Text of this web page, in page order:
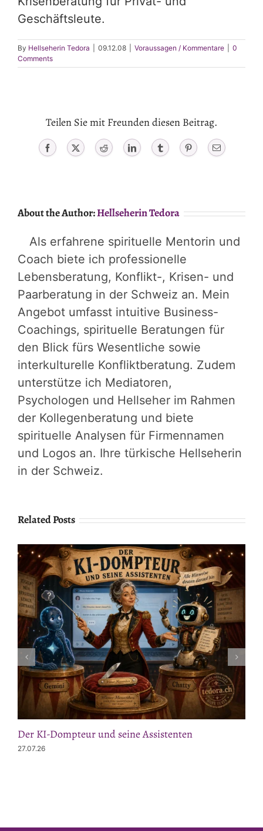
Geschäftsleute.
By Hellseherin Tedora 09.12.08 Voraussagen / Kommentare
0
Comments
Teilen Sie mit Freunden diesen Beitrag.
Facebook X Reddit LinkedIn Tumblr PinterestEmail
About the Author:Hellseherin Tedora
Als erfahrene spirituelle Mentorin und
Coach biete ich professionelle
Lebensberatung, Konflikt-, Krisen- und
Paarberatung in der Schweiz an. Mein
Angebot umfasst intuitive Business-
Coachings, spirituelle Beratungen für
den Blick fürs Wesentliche sowie
interkulturelle Konfliktberatung. Zudem
unterstütze ich Mediatoren,
Psychologen und Hellseher im Rahmen
der Kollegenberatung und biete
spirituelle Analysen für Firmennamen
und Logos an. Ihre türkische Hellseherin
in der Schweiz.
Related Posts
Der KI-Dompteur und seine Assistenten
27.07.26